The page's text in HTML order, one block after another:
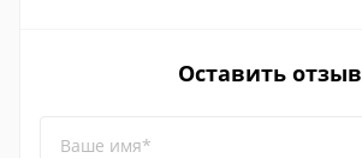
Оставить отзыв
Ваше имя*